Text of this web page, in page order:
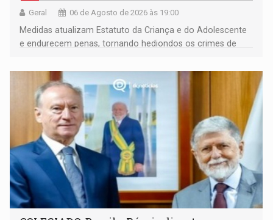
Geral 06 de Agosto de 2026 às 19:00
Medidas atualizam Estatuto da Criança e do Adolescente
e endurecem penas, tornando hediondos os crimes de